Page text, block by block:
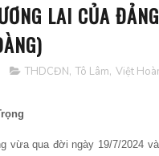
LAI CỦA
THDCĐN, Tô Lâm, Việt
vừa qua đời ngày 19/7/2024